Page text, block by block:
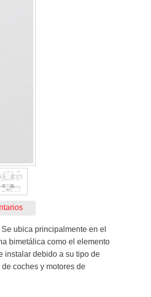
ubica principalmente en el
bimetálica como el elemento
instalar debido a su tipo de
coches y motores de